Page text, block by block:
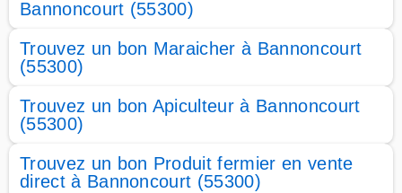
Bannoncourt (55300)
Trouvez un bon Maraicher à Bannoncourt
(55300)
Trouvez un bon Apiculteur à Bannoncourt
(55300)
Trouvez un bon Produit fermier en vente
direct à Bannoncourt (55300)